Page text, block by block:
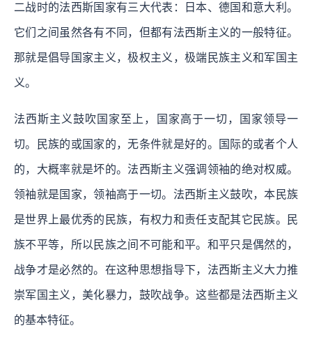
二战时的法西斯国家有三大代表：日本、德国和意大利。
它们之间虽然各有不同，但都有法西斯主义的一般特征。
那就是倡导国家主义，极权主义，极端民族主义和军国主
义。
法西斯主义鼓吹国家至上，国家高于一切，国家领导一
切。民族的或国家的，无条件就是好的。国际的或者个人
的，大概率就是坏的。法西斯主义强调领袖的绝对权威。
领袖就是国家，领袖高于一切。法西斯主义鼓吹，本民族
是世界上最优秀的民族，有权力和责任支配其它民族。民
族不平等，所以民族之间不可能和平。和平只是偶然的，
战争才是必然的。在这种思想指导下，法西斯主义大力推
崇军国主义，美化暴力，鼓吹战争。这些都是法西斯主义
的基本特征。